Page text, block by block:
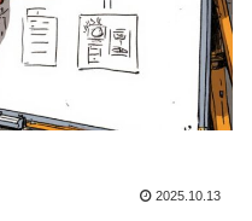
2025.10.13